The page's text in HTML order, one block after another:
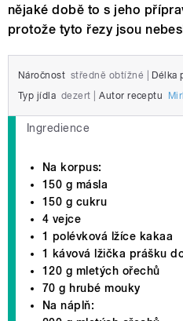
nějaké době to s jeho
protože tyto řezy jsou
Náročnost středně obtížné Délka
Typ jídla dezert Autor receptu
Ingredience
Na korpus:
150 g másla
150 g cukru
4 vejce
1 polévková lžíce kakaa
1 kávová lžička prášku
120 g mletých ořechů
70 g hrubé mouky
Na náplň: